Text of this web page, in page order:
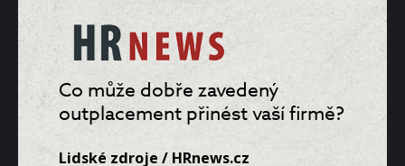
Co může dobře zavedený
outplacement přinést vaší firmě?
Lidské zdroje / HRnews.cz